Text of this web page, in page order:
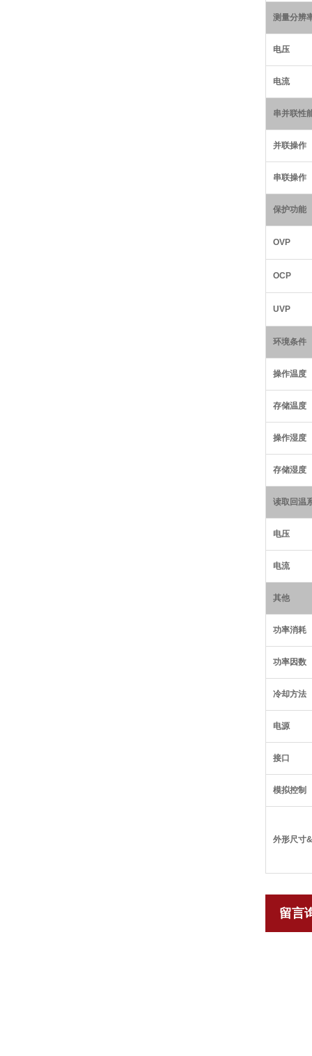
测量分辨
电压
电流
串并联性
并联操作
串联操作
保护功能
OVP
OCP
UVP
环境条件
操作温度
存储温度
操作湿度
存储湿度
读取回温
电压
电流
其他
功率消耗
功率因数
冷却方法
电源
接口
模拟控制
外形尺寸
留言